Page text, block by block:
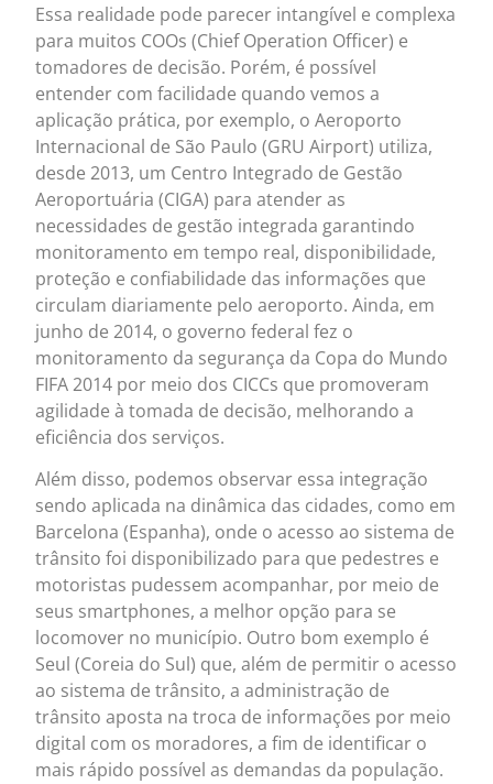
Essa realidade pode parecer intangível e complexa
para muitos COOs (Chief Operation Officer) e
tomadores de decisão. Porém, é possível
entender com facilidade quando vemos a
aplicação prática, por exemplo, o Aeroporto
Internacional de São Paulo (GRU Airport) utiliza,
desde 2013, um Centro Integrado de Gestão
Aeroportuária (CIGA) para atender as
necessidades de gestão integrada garantindo
monitoramento em tempo real, disponibilidade,
proteção e confiabilidade das informações que
circulam diariamente pelo aeroporto. Ainda, em
junho de 2014, o governo federal fez o
monitoramento da segurança da Copa do Mundo
FIFA 2014 por meio dos CICCs que promoveram
agilidade à tomada de decisão, melhorando a
eficiência dos serviços.
Além disso, podemos observar essa integração
sendo aplicada na dinâmica das cidades, como em
Barcelona (Espanha), onde o acesso ao sistema de
trânsito foi disponibilizado para que pedestres e
motoristas pudessem acompanhar, por meio de
seus smartphones, a melhor opção para se
locomover no município. Outro bom exemplo é
Seul (Coreia do Sul) que, além de permitir o acesso
ao sistema de trânsito, a administração de
trânsito aposta na troca de informações por meio
digital com os moradores, a fim de identificar o
mais rápido possível as demandas da população.